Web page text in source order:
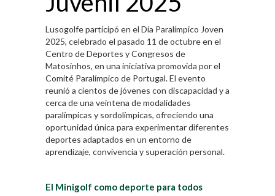
Lusogolfe participó en el Día Paralímpico Joven
2025, celebrado el pasado 11 de octubre en el
Centro de Deportes y Congresos de
Matosinhos, en una iniciativa promovida por el
Comité Paralímpico de Portugal. El evento
reunió a cientos de jóvenes con discapacidad y a
cerca de una veintena de modalidades
paralímpicas y sordolímpicas, ofreciendo una
oportunidad única para experimentar diferentes
deportes adaptados en un entorno de
aprendizaje, convivencia y superación personal.
El Minigolf como deporte para todos